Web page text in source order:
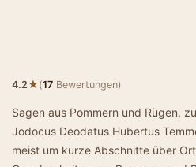
4.2★(17 Bewertungen)
Sagen aus Pommern und Rügen,
Jodocus Deodatus Hubertus
meist um kurze Abschnitte über